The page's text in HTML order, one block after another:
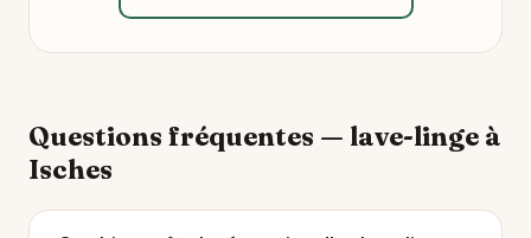
Questions fréquentes — lave-linge à
Isches